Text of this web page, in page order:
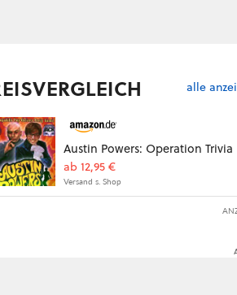
alle
Austin Powers: Operation Trivia
ab 12,95 €
Versand s. Shop